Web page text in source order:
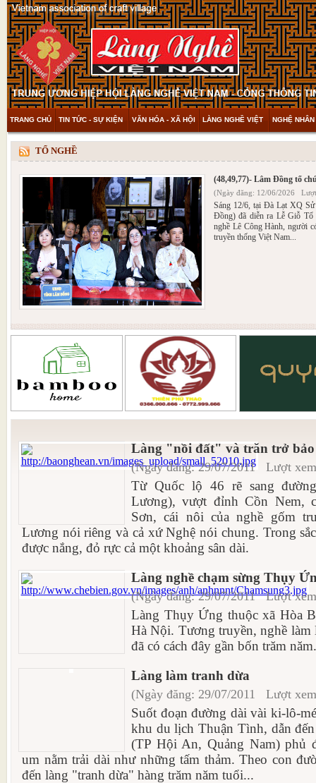
TRANG CHỦ TIN TỨC - SỰ KIỆN VĂN HÓA - XÃ HỘI LÀNG NGHỀ VIỆT NGHỆ
THAM KHẢO & KHÁM PHÁ VIDEO
TỔ NGHỀ
(48,49,77)- Lâm Đồng tổ
(Ngày đăng: 12/06/2026
Sáng 12/6, tại Đà Lạt XQ
Đồng) đã diễn ra Lễ Giỗ Tổ
nghề Lê Công Hành, người
truyền thống Việt Nam...
Làng "nồi đất" và trăn trở bảo
(Ngày đăng: 29/07/2011 Lượt
Từ Quốc lộ 46 rẽ sang
Lương), vượt đỉnh Cồn Nem,
Sơn, cái nôi của nghề gốm
Lương nói riêng và cả xứ Nghệ nói chung. Trong
được nắng, đỏ rực cả một khoảng sân dài.
Làng nghề chạm sừng Thụy
(Ngày đăng: 29/07/2011 Lượt
Làng Thụy Ứng thuộc xã Hòa
Hà Nội. Tương truyền, nghề
đã có cách đây gần bốn trăm năm.
Làng làm tranh dừa
(Ngày đăng: 29/07/2011 Lượt
Suốt đoạn đường dài vài ki-lô-
khu du lịch Thuận Tình, dẫn
(TP Hội An, Quảng Nam) phủ
um nằm trải dài như những tấm thảm. Theo con
đến làng "tranh dừa" hàng trăm năm tuổi...